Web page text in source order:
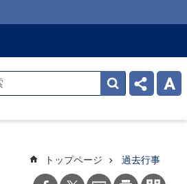
トップページ 過去行事